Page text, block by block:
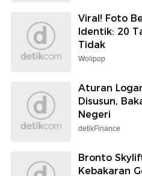
Viral! Foto
Identik: 20
Tidak
Wolipop
Aturan
Disusun,
Negeri
detikFinance
Bronto
Kebakaran